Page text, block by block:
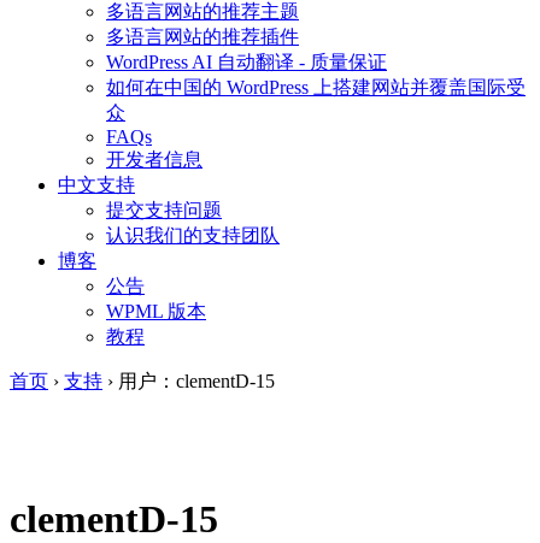
多语言网站的推荐主题
多语言网站的推荐插件
WordPress AI 自动翻译 - 质量保证
如何在中国的 WordPress 上搭建网站并覆盖国际受
众
FAQs
开发者信息
中文支持
提交支持问题
认识我们的支持团队
博客
公告
WPML 版本
教程
首页 › 支持 › 用户：clementD-15
clementD-15